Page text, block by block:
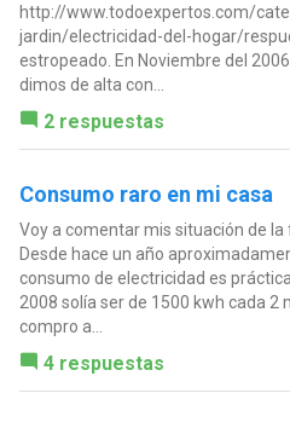
http://www.todoexpertos.com/
jardin/electricidad-del-hogar/
estropeado. En Noviembre del
dimos de alta con...
2 respuestas
Consumo raro en mi casa
Voy a comentar mis situación de
Desde hace un año
consumo de electricidad es
2008 solía ser de 1500 kwh cada 2
compro a...
4 respuestas